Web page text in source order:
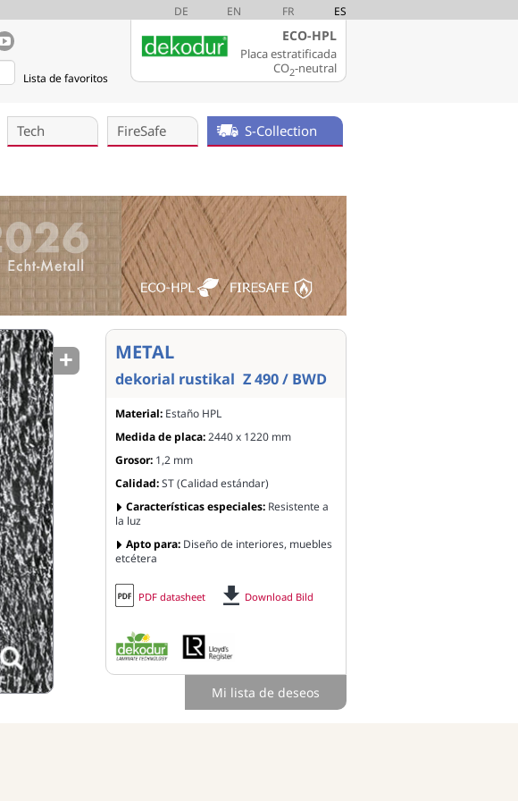
DE EN FR ES
Lista de favoritos
ECO-HPL
Placa estratificada
CO2-neutral
Tech FireSafe S-Collection
METAL
dekorial rustikal Z 490 / BWD
Material: Estaño HPL
Medida de placa:2440 x 1220 mm
Grosor: 1,2 mm
Calidad:ST (Calidad estándar)
Características especiales: Resistente a
la luz
Apto para: Diseño de interiores, muebles
etcétera
PDF datasheet Download Bild
Mi lista de deseos